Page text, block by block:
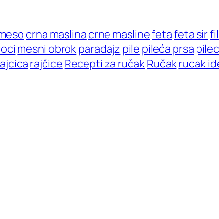
crna maslina crne maslinefetafeta sir
mesni obrokparadajz pile pileća prsa
rajčice Recepti za ručakRučakrucak